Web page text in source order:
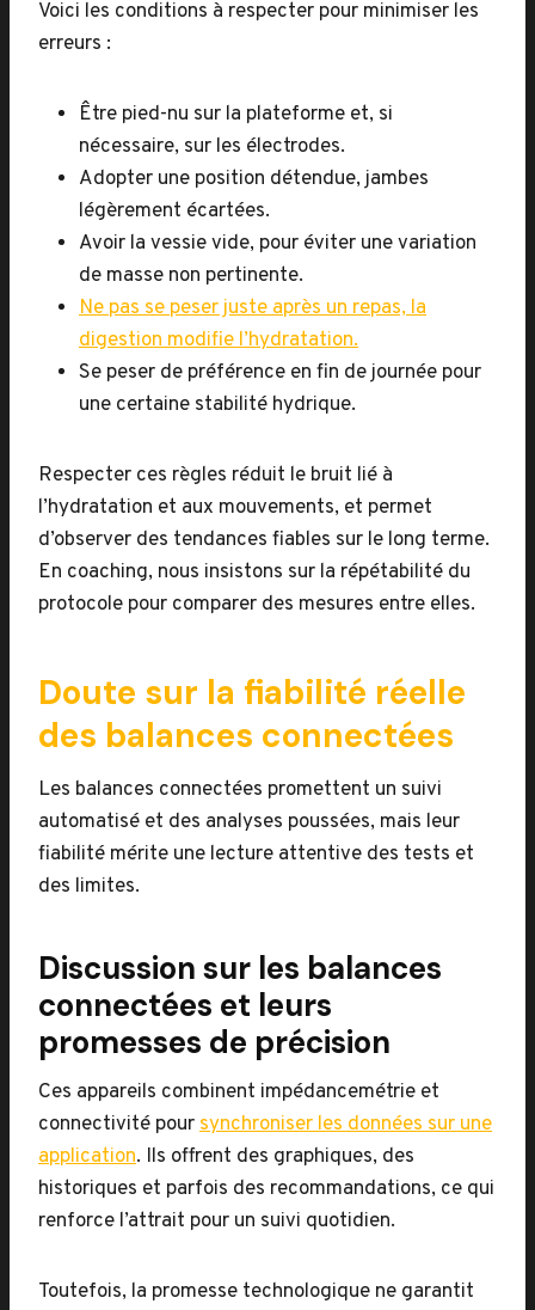
Voici les conditions à respecter pour minimiser les
erreurs :
Être pied-nu sur la plateforme et, si
nécessaire, sur les électrodes.
Adopter une position détendue, jambes
légèrement écartées.
Avoir la vessie vide, pour éviter une variation
de masse non pertinente.
Ne pas se peser juste après un repas, la
digestion modifie l’hydratation.
Se peser de préférence en fin de journée pour
une certaine stabilité hydrique.
Respecter ces règles réduit le bruit lié à
l’hydratation et aux mouvements, et permet
d’observer des tendances fiables sur le long terme.
En coaching, nous insistons sur la répétabilité du
protocole pour comparer des mesures entre elles.
Doute sur la fiabilité réelle
des balances connectées
Les balances connectées promettent un suivi
automatisé et des analyses poussées, mais leur
fiabilité mérite une lecture attentive des tests et
des limites.
Discussion sur les balances
connectées et leurs
promesses de précision
Ces appareils combinent impédancemétrie et
connectivité poursynchroniser les données sur une
application. Ils offrent des graphiques, des
historiques et parfois des recommandations, ce qui
renforce l’attrait pour un suivi quotidien.
Toutefois, la promesse technologique ne garantit